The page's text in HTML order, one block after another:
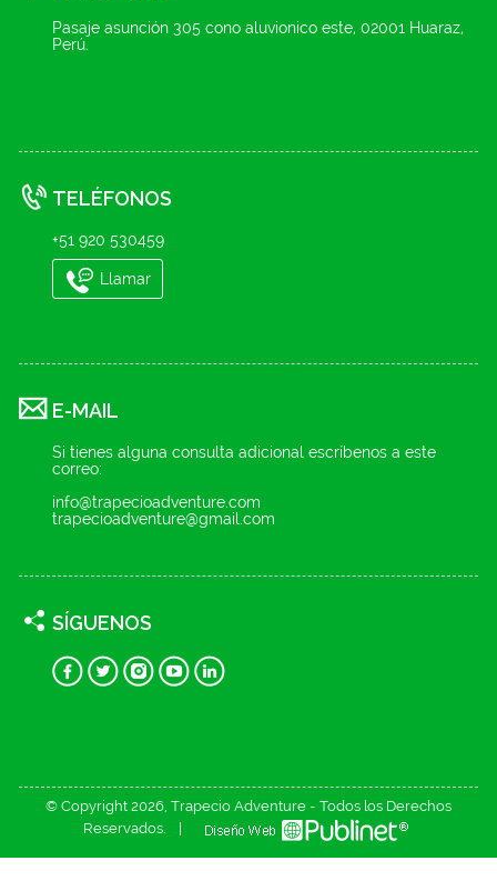
Pasaje asunción 305 cono aluvionico este, 02001 Huaraz,
Perú.
TELÉFONOS
+51 920 530459
Llamar
E-MAIL
Si tienes alguna consulta adicional escríbenos a este
correo:
info@trapecioadventure.com
trapecioadventure@gmail.com
SÍGUENOS
© Copyright 2026, Trapecio Adventure - Todos los Derechos
Reservados. |